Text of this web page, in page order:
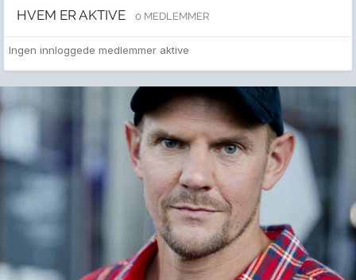
HVEM ER AKTIVE 0 MEDLEMMER
Ingen innloggede medlemmer aktive